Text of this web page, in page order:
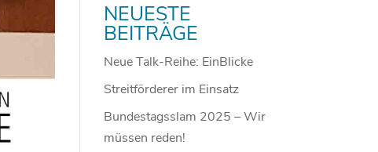
NEUESTE
BEITRÄGE
Neue Talk-Reihe: EinBlicke
Streitförderer im Einsatz
Bundestagsslam 2025 – Wir
müssen reden!